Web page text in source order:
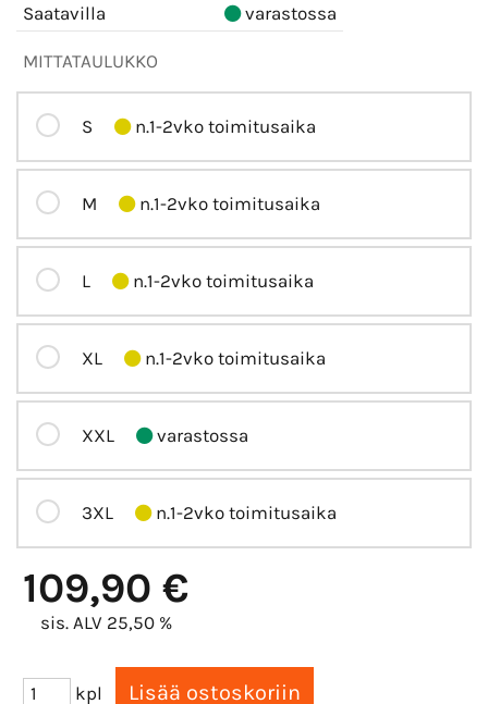
Saatavilla
varastossa
MITTATAULUKKO
S n.1-2vko toimitusaika
M n.1-2vko toimitusaika
L n.1-2vko toimitusaika
XL n.1-2vko toimitusaika
XXL varastossa
3XL n.1-2vko toimitusaika
109,90 €
sis. ALV 25,50 %
kpl